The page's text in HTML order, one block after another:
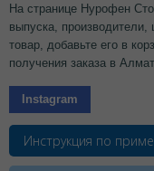
На странице Нурофен
выпуска,
товар, добавьте его в
получения заказа в
Instagram
Инструкция по